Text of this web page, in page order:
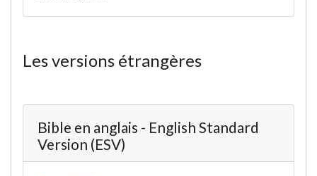
Les versions étrangères
Bible en anglais - English Standard
Version (ESV)